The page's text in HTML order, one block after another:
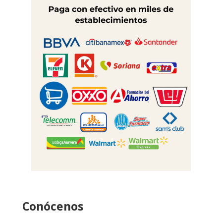
Conócenos